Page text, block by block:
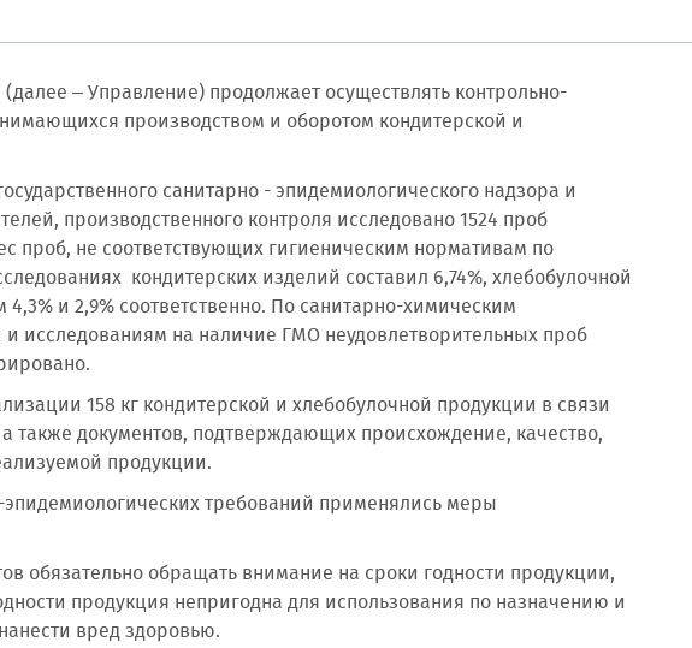
– Управление) продолжает осуществлять контрольно-
производством и оборотом кондитерской и
санитарно - эпидемиологического надзора и
производственного контроля исследовано 1524 проб
проб, не соответствующих гигиеническим нормативам по
кондитерских изделий составил 6,74%, хлебобулочной
и 2,9% соответственно. По санитарно-химическим
исследованиям на наличие ГМО неудовлетворительных проб
158 кг кондитерской и хлебобулочной продукции в связи
также документов, подтверждающих происхождение, качество,
продукции.
требований применялись меры
обязательно обращать внимание на сроки годности продукции,
продукция непригодна для использования по назначению и
вред здоровью.